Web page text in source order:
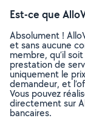
Est-ce que
Absolument !
et sans aucune
membre, qu’il
prestation de
uniquement le
demandeur, et
Vous pouvez
directement sur
bancaires.